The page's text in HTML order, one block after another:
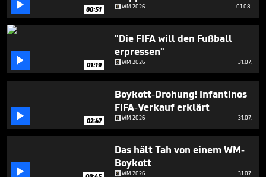
 00:51 WM 2026 01.08.
 01:19
"Die FIFA will den Fußball
erpressen"
WM 2026 31.07.
 02:47
Boykott-Drohung! Infantinos
FIFA-Verkauf erklärt
WM 2026 31.07.

Das hält Tah von einem WM-
Boykott
WM 2026 31.07.